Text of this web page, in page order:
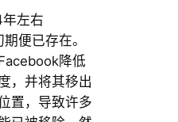
左右
便已存在。
降低
，并将其移出
置，导致许多